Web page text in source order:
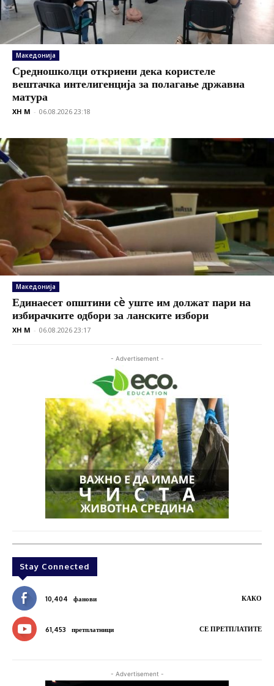
Македонија
Средношколци откриени дека користеле
вештачка интелигенција за полагање државна
матура
XH M - 06.08.2026 23:18
Македонија
Единаесет општини сè уште им должат пари на
избирачките одбори за ланските избори
XH M - 06.08.2026 23:17
- Advertisement -
Stay Connected
10,404 фанови КАКО
61,453 претплатници СЕ ПРЕТПЛАТИТЕ
- Advertisement -